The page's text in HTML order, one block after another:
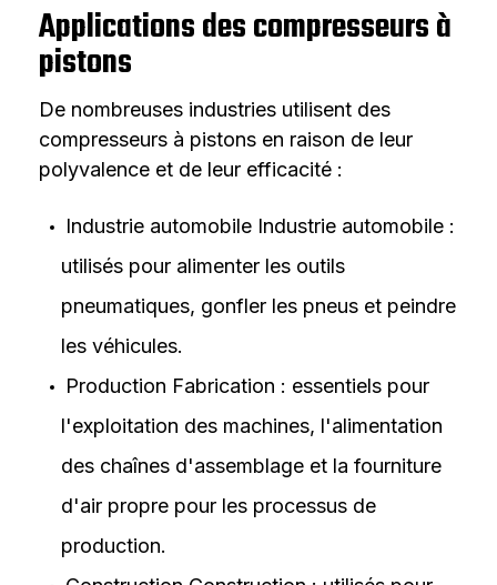
Applications des compresseurs à
pistons
De nombreuses industries utilisent des
compresseurs à pistons en raison de leur
polyvalence et de leur efficacité :
Industrie automobile Industrie automobile :
utilisés pour alimenter les outils
pneumatiques, gonfler les pneus et peindre
les véhicules.
Production Fabrication : essentiels pour
l'exploitation des machines, l'alimentation
des chaînes d'assemblage et la fourniture
d'air propre pour les processus de
production.